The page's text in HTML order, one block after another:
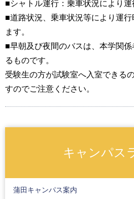
■シャトル運行：乗車状況により運
■道路状況、乗車状況等により運
ます。
■早朝及び夜間のバスは、本学関
るものです。
受験生の方が試験室へ入室できる
すのでご注意ください。
キャンパス
蒲田キャンパス案内
キャンパス概要
蒲田キャンパス